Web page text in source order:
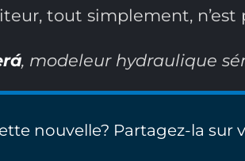
tout simplement, n’est
, modeleur hydraulique
nouvelle? Partagez-la sur